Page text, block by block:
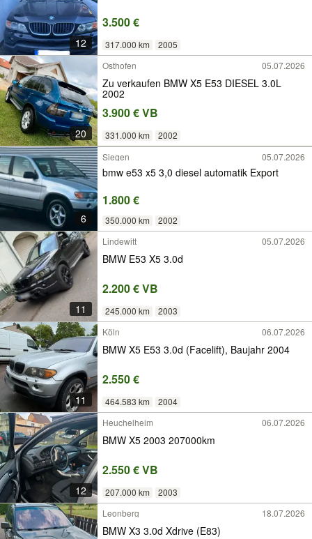
12
3.500 €
317.000 km 2005
20
Osthofen 05.07.2026
Zu verkaufen BMW X5 E53 DIESEL 3.0L
2002
3.900 € VB
331.000 km 2002
6
Siegen 05.07.2026
bmw e53 x5 3,0 diesel automatik Export
1.800 €
350.000 km 2002
11
Lindewitt 05.07.2026
BMW E53 X5 3.0d
2.200 € VB
245.000 km 2003
11
Köln 06.07.2026
BMW X5 E53 3.0d (Facelift), Baujahr 2004
2.550 €
464.583 km 2004
12
Heuchelheim 06.07.2026
BMW X5 2003 207000km
2.550 € VB
207.000 km
2003
Leonberg
18.07.2026
BMW X3 3.0d Xdrive (E83)